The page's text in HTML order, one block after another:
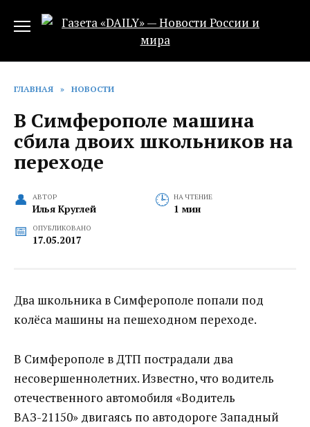
ГЛАВНАЯ » НОВОСТИ
В Симферополе машина
сбила двоих школьников на
переходе
АВТОР
Илья Круглей
НА ЧТЕНИЕ
1 мин
ОПУБЛИКОВАНО
17.05.2017
Два школьника в Симферополе попали под
колёса машины на пешеходном переходе.
В Симферополе в ДТП пострадали два
несовершеннолетних. Известно, что водитель
отечественного автомобиля «Водитель
ВАЗ-21150» двигаясь по автодороге Западный